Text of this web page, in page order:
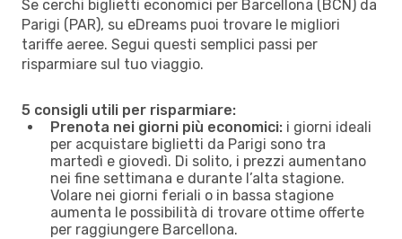
Se cerchi biglietti economici per Barcellona (BCN) da
Parigi (PAR), su eDreams puoi trovare le migliori
tariffe aeree. Segui questi semplici passi per
risparmiare sul tuo viaggio.
5 consigli utili per risparmiare:
Prenota nei giorni più economici: i giorni ideali
per acquistare biglietti da Parigi sono tra
martedì e giovedì. Di solito, i prezzi aumentano
nei fine settimana e durante l’alta stagione.
Volare nei giorni feriali o in bassa stagione
aumenta le possibilità di trovare ottime offerte
per raggiungere Barcellona.